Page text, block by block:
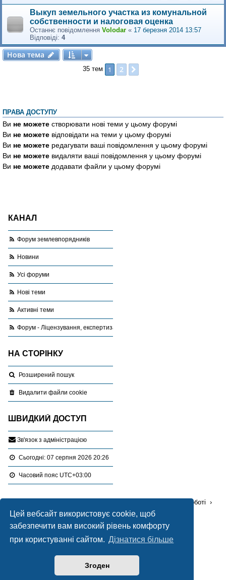
Цей вебсайт використовує cookie, щоб
забезпечити вам високий рівень комфорту
при користуванні сайтом. Дізнатися більше
Згоден
Выкуп земельного участка из комунальной
собственности и налоговая оценка
Останнє повідомлення Volodar « 17 березня 2014 13:57
Відповіді: 4
Нова тема
Нова тема
35 тем 1 2
ПРАВА ДОСТУПУ
Ви не можете створювати нові теми у цьому форумі
Ви не можете відповідати на теми у цьому форумі
Ви не можете редагувати ваші повідомлення у цьому форумі
Ви не можете видаляти ваші повідомлення у цьому форумі
Ви не можете додавати файли у цьому форумі
КАНАЛ
Форум землевпорядників
Новини
Усі форуми
Нові теми
Активні теми
Форум - Ліцензування, експертиза, оціночна діяльність
НА СТОРІНКУ
Розширений пошук
Видалити файли cookie
ШВИДКИЙ ДОСТУП
Зв'язок з адміністрацією
Сьогодні: 07 серпня 2026 20:26
Часовий пояс UTC+03:00
Проблемні питання в роботі
Ліцензування, експертиза, оціночна діяльність
Працює наphpBB® Forum Software © phpBB Limited
LONER
Конфіденційність|Умови